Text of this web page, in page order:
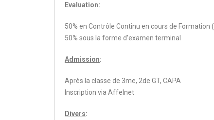
Evaluation:
50% en Contrôle Continu en cours de Formation
50% sous la forme d’examen terminal
Admission:
Après la classe de 3me, 2de GT, CAPA
Inscription via Affelnet
Divers: